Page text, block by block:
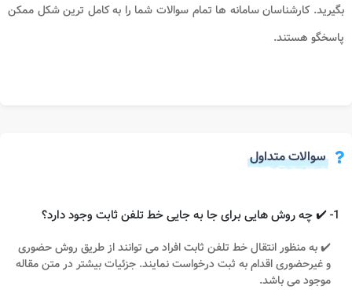
بگیرید. کارشناسان سامانه ها تمام سوالات شما را به کامل ترین شکل ممکن
پاسخگو هستند.
سوالات متداول
1- ✔️ چه روش هایی برای جا به جایی خط تلفن ثابت وجود دارد؟
✔️ به منظور انتقال خط تلفن ثابت افراد می توانند از طریق روش حضوری
و غیرحضوری اقدام به ثبت درخواست نمایند. جزئیات بیشتر در متن مقاله
موجود می باشد.